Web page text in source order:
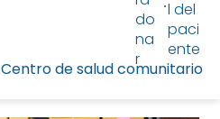
Centro de salud comunitario
do
na
r
l del
paci
ente